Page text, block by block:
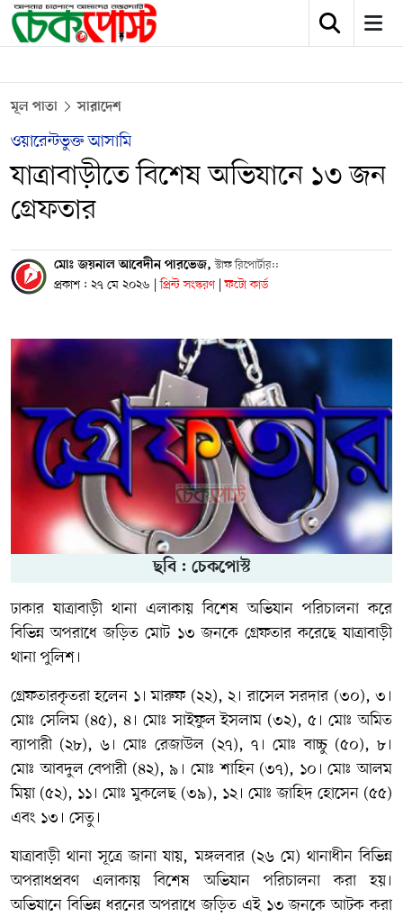
মূল পাতা সারাদেশ
ওয়ারেন্টভুক্ত আসামি
যাত্রাবাড়ীতে বিশেষ অভিযানে ১৩ জন
গ্রেফতার
মোঃ জয়নাল আবেদীন পারভেজ,স্টাফ রিপোর্টার::
প্রকাশ : ২৭ মে ২০২৬ | প্রিন্ট সংস্করণ | ফটো কার্ড
ছবি : চেকপোস্ট
ঢাকার যাত্রাবাড়ী থানা এলাকায় বিশেষ অভিযান পরিচালনা করে
বিভিন্ন অপরাধে জড়িত মোট ১৩ জনকে গ্রেফতার করেছে যাত্রাবাড়ী
থানা পুলিশ।
গ্রেফতারকৃতরা হলেন ১। মারুফ (২২), ২। রাসেল সরদার (৩০), ৩।
মোঃ সেলিম (৪৫), ৪। মোঃ সাইফুল ইসলাম (৩২), ৫। মোঃ অমিত
ব্যাপারী (২৮), ৬। মোঃ রেজাউল (২৭), ৭। মোঃ বাচ্চু (৫০), ৮।
মোঃ আবদুল বেপারী (৪২), ৯। মোঃ শাহিন (৩৭), ১০। মোঃ আলম
মিয়া (৫২), ১১। মোঃ মুকলেছ (৩৯), ১২। মোঃ জাহিদ হোসেন (৫৫)
এবং ১৩। সেতু।
যাত্রাবাড়ী থানা সূত্রে জানা যায়, মঙ্গলবার (২৬ মে) থানাধীন বিভিন্ন
অপরাধপ্রবণ এলাকায় বিশেষ অভিযান পরিচালনা করা হয়।
অভিযানে বিভিন্ন ধরনের অপরাধে জড়িত এই ১৩ জনকে আটক করা